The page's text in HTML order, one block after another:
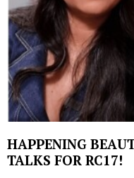
HAPPENING
TALKS FOR RC17!